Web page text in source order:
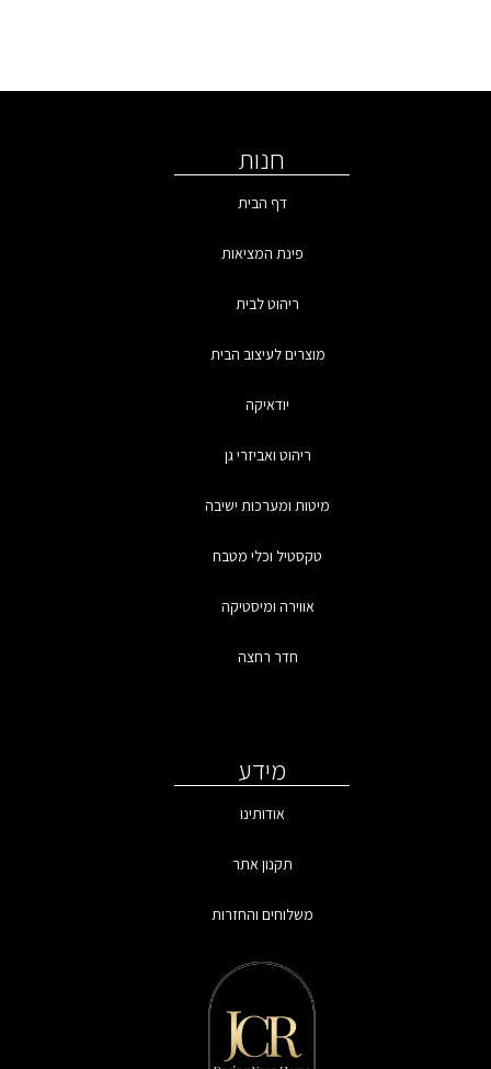
חנות
דף הבית
פינת המציאות
ריהוט לבית
מוצרים לעיצוב הבית
יודאיקה
ריהוט ואביזרי גן
מיטות ומערכות ישיבה
טקסטיל וכלי מטבח
אווירה ומיסטיקה
חדר רחצה
מידע
אודותינו
תקנון אתר
משלוחים והחזרות